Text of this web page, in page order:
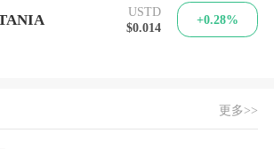
USTD
$0.014
+0.28%
更多>>